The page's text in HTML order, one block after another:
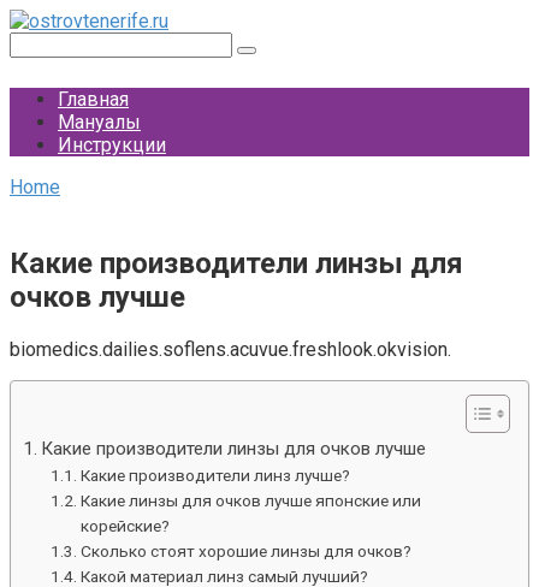
Перейти
контенту
Главная
Мануалы
Инструкции
Home
Какие производители линзы для
очков лучше
biomedics.dailies.soflens.acuvue.freshlook.okvision.
Какие производители линзы для очков лучше
Какие производители линз лучше?
Какие линзы для очков лучше японские или
корейские?
Сколько стоят хорошие линзы для очков?
Какой материал линз самый лучший?